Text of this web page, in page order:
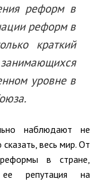
реформ в
реформ в
краткий
уровне в
наблюдают не
весь мир. От
в стране,
репутация на